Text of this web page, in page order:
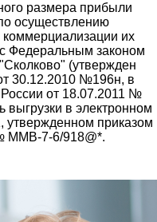
размера прибыли
осуществлению
коммерциализации их
с Федеральным законом
(утвержден
30.12.2010 №196н, в
от 18.07.2011 №
выгрузки в электронном
утвержденном приказом
ММВ-7-6/918@*.